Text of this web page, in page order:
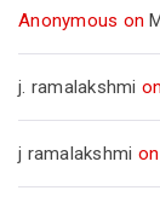
Anonymous on
j. ramalakshmi on
j ramalakshmi